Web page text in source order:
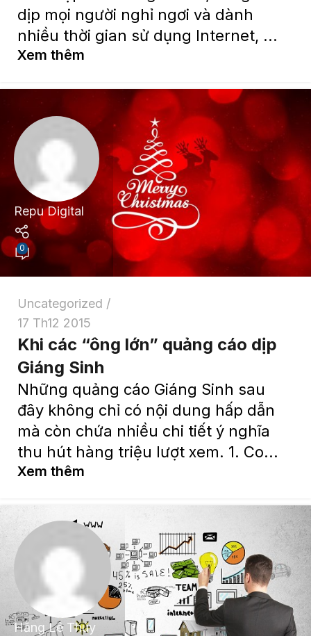
dịp mọi người nghỉ ngơi và dành
nhiều thời gian sử dụng Internet, ...
Xem thêm
Repu Digital
0
Uncategorized
17 Th12 2015
Khi các “ông lớn” quảng cáo dịp
Giáng Sinh
Những quảng cáo Giáng Sinh sau
đây không chỉ có nội dung hấp dẫn
mà còn chứa nhiều chi tiết ý nghĩa
thu hút hàng triệu lượt xem. 1. Co...
Xem thêm
Hằng Lê Thúy